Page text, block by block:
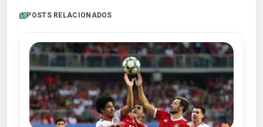
POSTS RELACIONADOS